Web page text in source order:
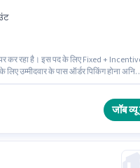
कर रहा है। इस पद के लिए Fixed +
उम्मीदवार के पास ऑर्डर पिकिंग होना
जॉब